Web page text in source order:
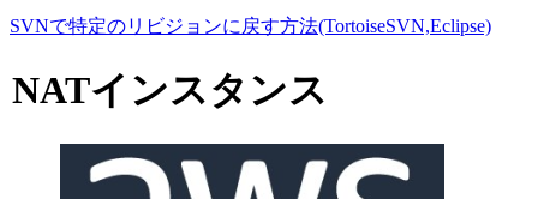
SVNで特定のリビジョンに戻す方法(TortoiseSVN,Eclipse)
NATインスタンス